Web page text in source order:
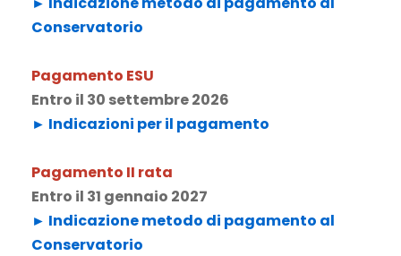
Conservatorio
Pagamento ESU
Entro il 30 settembre 2026
► Indicazioni per il pagamento
Pagamento II rata
Entro il 31 gennaio 2027
► Indicazione metodo di pagamento al
Conservatorio